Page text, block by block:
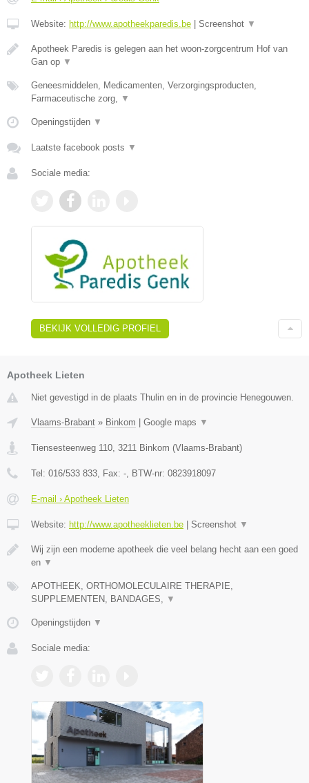
Website: http://www.apotheekparedis.be Screenshot ▼
Apotheek Paredis is gelegen aan het woon-zorgcentrum Hof van
Gan op ▼
Geneesmiddelen, Medicamenten, Verzorgingsproducten,
Farmaceutische zorg,
▼
Openingstijden ▼
Laatste facebook posts ▼
Sociale media:
BEKIJK VOLLEDIG PROFIEL
Apotheek Lieten
Niet gevestigd in de plaats Thulin en in de provincie Henegouwen.
Vlaams-Brabant » Binkom Google maps ▼
Tiensesteenweg 110 3211 Binkom (Vlaams-Brabant)
Tel: 016/533 833 , Fax: - , BTW-nr: 0823918097
E-mail › Apotheek Lieten
Website: http://www.apotheeklieten.be Screenshot ▼
Wij zijn een moderne apotheek die veel belang hecht aan een goed
en ▼
APOTHEEK, ORTHOMOLECULAIRE THERAPIE,
SUPPLEMENTEN, BANDAGES,
▼
Openingstijden ▼
Sociale media: